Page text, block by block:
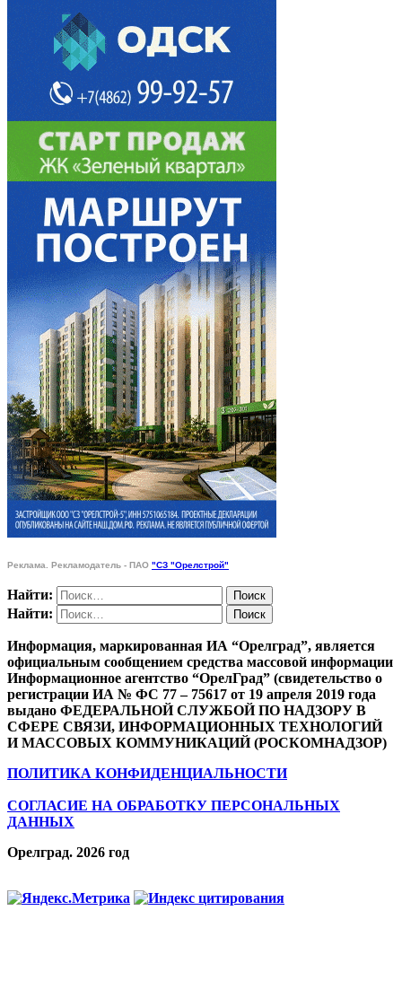
Реклама. Рекламодатель - ПАО "СЗ "Орелстрой"
Найти:
Найти:
Информация, маркированная ИА “Орелград”, является
официальным сообщением средства массовой информации
Информационное агентство “ОрелГрад” (свидетельство о
регистрации ИА № ФС 77 – 75617 от 19 апреля 2019 года
выдано ФЕДЕРАЛЬНОЙ СЛУЖБОЙ ПО НАДЗОРУ В
СФЕРЕ СВЯЗИ, ИНФОРМАЦИОННЫХ ТЕХНОЛОГИЙ
И МАССОВЫХ КОММУНИКАЦИЙ (РОСКОМНАДЗОР)
ПОЛИТИКА КОНФИДЕНЦИАЛЬНОСТИ
СОГЛАСИЕ НА ОБРАБОТКУ ПЕРСОНАЛЬНЫХ
ДАННЫХ
Орелград. 2026 год